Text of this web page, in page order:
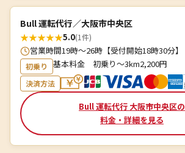
Bull 運転代行／大阪市中央区
★★★★★5.0(1件)
営業時間19時〜26時【受付開始18時30分】
初乗り 基本料金 初乗り〜3km2,200円
決済方法
Bull 運転代行 大阪市中央区の
料金・詳細を見る